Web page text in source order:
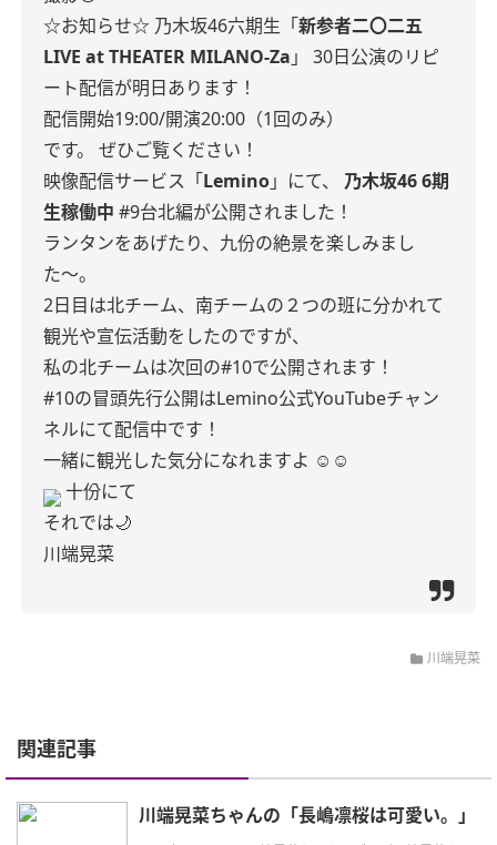
☆お知らせ☆ 乃木坂46六期生「新参者二〇二五
LIVE at THEATER MILANO-Za 」
30日公演のリピ
ート配信が明日あります！
配信開始19:00/開演20:00（1回のみ）
です。
ぜひご覧ください！
映像配信サービス「Lemino」にて、
乃木坂46 6期
生稼働中 #9台北編が公開されました！
ランタンをあげたり、九份の絶景を楽しみまし
た〜。
2日目は北チーム、南チームの２つの班に分かれて
観光や宣伝活動をしたのですが、
私の北チームは次回の#10で公開されます！
#10の冒頭先行公開はLemino公式YouTubeチャン
ネルにて配信中です！
一緒に観光した気分になれますよ ☺︎☺︎
十份にて
それでは🌙
川端晃菜
川端晃菜
関連記事
川端晃菜ちゃんの「長嶋凛桜は可愛い。」